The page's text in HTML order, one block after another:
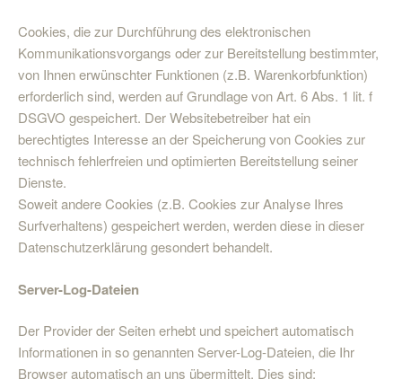
Cookies, die zur Durchführung des elektronischen
Kommunikationsvorgangs oder zur Bereitstellung bestimmter,
von Ihnen erwünschter Funktionen (z.B. Warenkorbfunktion)
erforderlich sind, werden auf Grundlage von Art. 6 Abs. 1 lit. f
DSGVO gespeichert. Der Websitebetreiber hat ein
berechtigtes Interesse an der Speicherung von Cookies zur
technisch fehlerfreien und optimierten Bereitstellung seiner
Dienste.
Soweit andere Cookies (z.B. Cookies zur Analyse Ihres
Surfverhaltens) gespeichert werden, werden diese in dieser
Datenschutzerklärung gesondert behandelt.
Server-Log-Dateien
Der Provider der Seiten erhebt und speichert automatisch
Informationen in so genannten Server-Log-Dateien, die Ihr
Browser automatisch an uns übermittelt. Dies sind: